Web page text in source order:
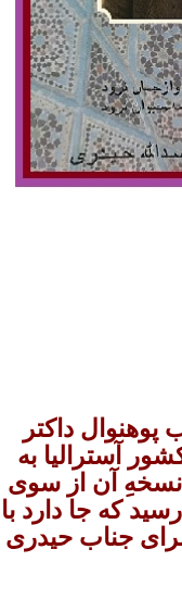
داکتر
آسترالیا به
نسخهِ آن از سوی
که جا دارد با
جناب حیدری